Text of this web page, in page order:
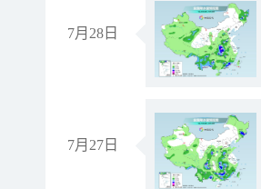
7月28日
7月27日